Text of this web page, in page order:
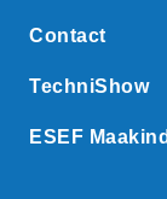
Contact
TechniShow
ESEF